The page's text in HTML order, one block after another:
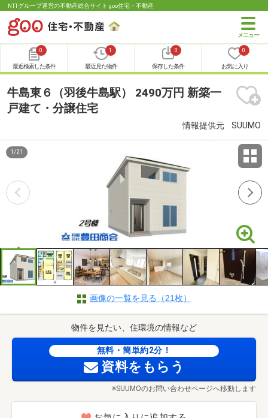
NTTグループ運営の不動産総合サイト goo住宅・不動産
0
最近検索した条件
1
最近見た物件
0
保存した条件
0
お気に入り
牛島東６（羽後牛島駅） 2490万円 新築一
戸建て・分譲住宅
情報提供元 SUUMO
1 /21
画像の一覧を見る（21枚）
物件を見たい、住環境の情報など
無料・簡単約2分！
資料をもらう
※SUUMOのお問い合わせページへ移動します